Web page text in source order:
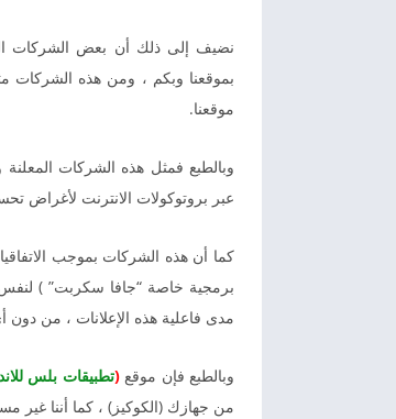
نضيف إلى ذلك أن بعض الشركات
بموقعنا وبكم ، ومن هذه الشركات
موقعنا.
وبالطبع فمثل هذه الشركات
عبر بروتوكولات الانترنت لأغراض
كما أن هذه الشركات بموجب
برمجية خاصة “جافا سكربت” ) لنفس
مدى فاعلية هذه الإعلانات ، من
وبالطبع فإن موقع(تطبيقات بلس
من جهازك (الكوكيز) ، كما أننا